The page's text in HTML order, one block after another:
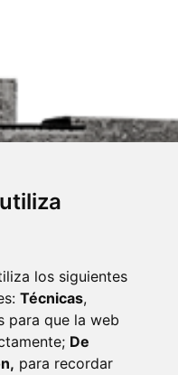
los siguientes
Técnicas,
para que la web
De
para recordar
- ARAGÓN (ESPAÑA)
700 ·